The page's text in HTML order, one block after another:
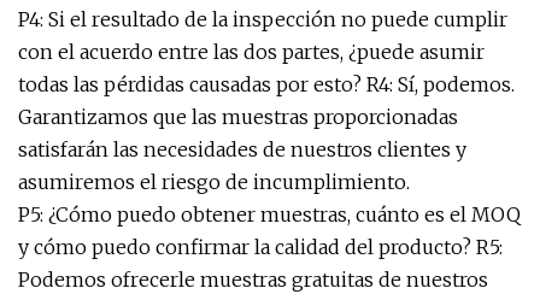
P4: Si el resultado de la inspección no puede cumplir
con el acuerdo entre las dos partes, ¿puede asumir
todas las pérdidas causadas por esto? R4: Sí, podemos.
Garantizamos que las muestras proporcionadas
satisfarán las necesidades de nuestros clientes y
asumiremos el riesgo de incumplimiento.
P5: ¿Cómo puedo obtener muestras, cuánto es el MOQ
y cómo puedo confirmar la calidad del producto? R5:
Podemos ofrecerle muestras gratuitas de nuestros